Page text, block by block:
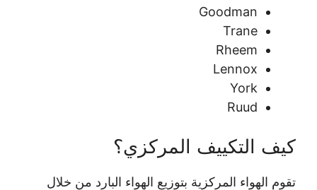
Goodman
Trane
Rheem
Lennox
York
Ruud
كيف التكييف المركزي؟
تقوم الهواء المركزية بتوزيع الهواء البارد من خلال